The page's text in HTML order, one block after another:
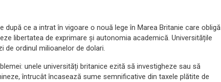
după ce a intrat în vigoare o nouă lege în Marea Britanie care obligă
libertatea de exprimare și autonomia academică. Universitățile
de ordinul milioanelor de dolari.
unele universități britanice ezită să investigheze sau să
întrucât încasează sume semnificative din taxele plătite de